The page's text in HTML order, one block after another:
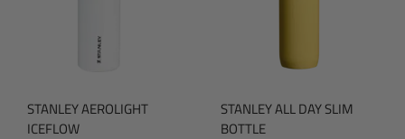
STANLEY AEROLIGHT
ICEFLOW
STANLEY ALL DAY SLIM
BOTTLE